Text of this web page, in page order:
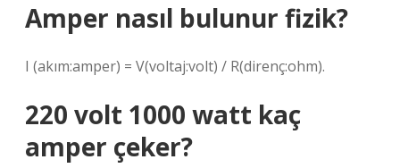
Amper nasıl bulunur fizik?
I (akım:amper) = V(voltaj:volt) / R(direnç:ohm).
220 volt 1000 watt kaç
amper çeker?